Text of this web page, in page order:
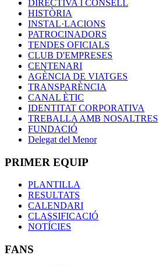
DIRECTIVA I CONSELL
HISTÒRIA
INSTAL·LACIONS
PATROCINADORS
TENDES OFICIALS
CLUB D'EMPRESES
CENTENARI
AGÈNCIA DE VIATGES
TRANSPARÈNCIA
CANAL ÈTIC
IDENTITAT CORPORATIVA
TREBALLA AMB NOSALTRES
FUNDACIÓ
Delegat del Menor
PRIMER EQUIP
PLANTILLA
RESULTATS
CALENDARI
CLASSIFICACIÓ
NOTÍCIES
FANS